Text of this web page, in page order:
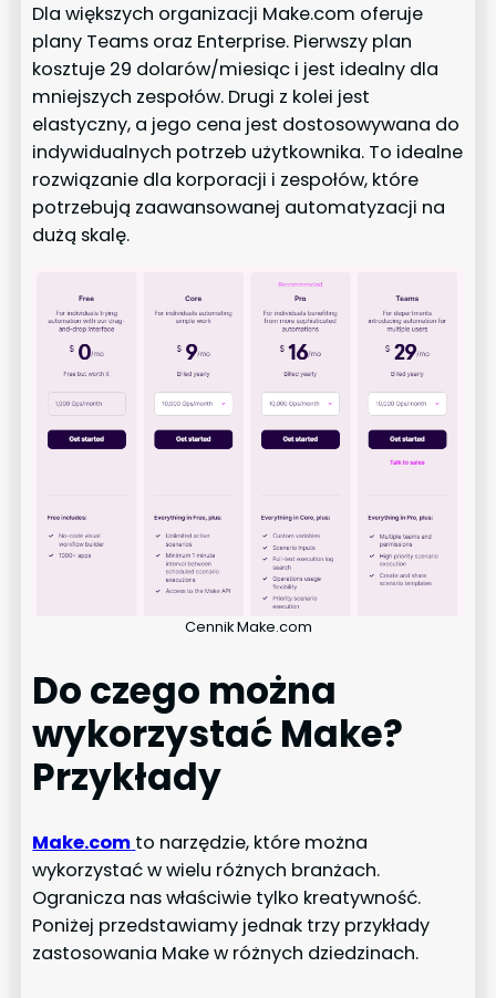
Dla większych organizacji Make.com oferuje
plany Teams oraz Enterprise. Pierwszy plan
kosztuje 29 dolarów/miesiąc i jest idealny dla
mniejszych zespołów. Drugi z kolei jest
elastyczny, a jego cena jest dostosowywana do
indywidualnych potrzeb użytkownika. To idealne
rozwiązanie dla korporacji i zespołów, które
potrzebują zaawansowanej automatyzacji na
dużą skalę.
Cennik Make.com
Do czego można
wykorzystać Make?
Przykłady
Make.com to narzędzie, które można
wykorzystać w wielu różnych branżach.
Ogranicza nas właściwie tylko kreatywność.
Poniżej przedstawiamy jednak trzy przykłady
zastosowania Make w różnych dziedzinach.